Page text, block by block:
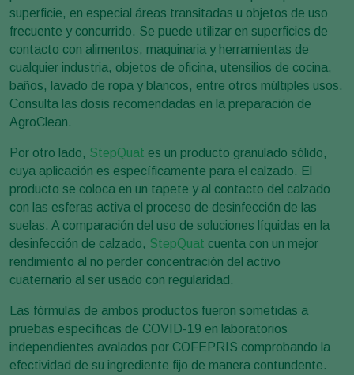
superficie, en especial áreas transitadas u objetos de uso
frecuente y concurrido. Se puede utilizar en superficies de
contacto con alimentos, maquinaria y herramientas de
cualquier industria, objetos de oficina, utensilios de cocina,
baños, lavado de ropa y blancos, entre otros múltiples usos.
Consulta las dosis recomendadas en la preparación de
AgroClean.
Por otro lado, StepQuat es un producto granulado sólido,
cuya aplicación es específicamente para el calzado. El
producto se coloca en un tapete y al contacto del calzado
con las esferas activa el proceso de desinfección de las
suelas. A comparación del uso de soluciones líquidas en la
desinfección de calzado, StepQuat cuenta con un mejor
rendimiento al no perder concentración del activo
cuaternario al ser usado con regularidad.
Las fórmulas de ambos productos fueron sometidas a
pruebas específicas de COVID-19 en laboratorios
independientes avalados por COFEPRIS comprobando la
efectividad de su ingrediente fijo de manera contundente.